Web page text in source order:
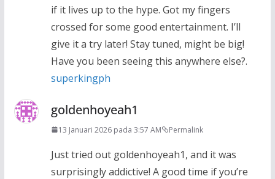
if it lives up to the hype. Got my fingers
crossed for some good entertainment. I’ll
give it a try later! Stay tuned, might be big!
Have you been seeing this anywhere else?.
superkingph
goldenhoyeah1
13 Januari 2026 pada 3:57 AM Permalink
Just tried out goldenhoyeah1, and it was
surprisingly addictive! A good time if you’re